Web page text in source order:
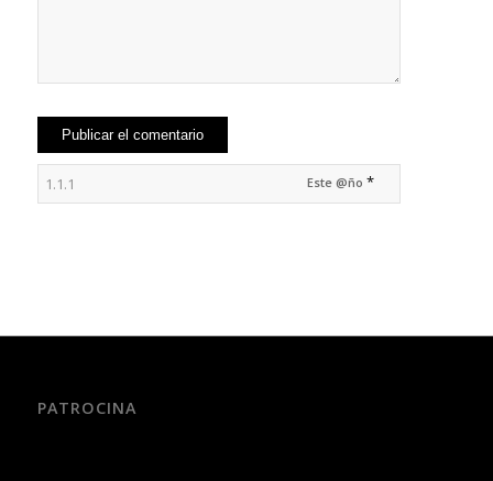
Este @ño *
PATROCINA